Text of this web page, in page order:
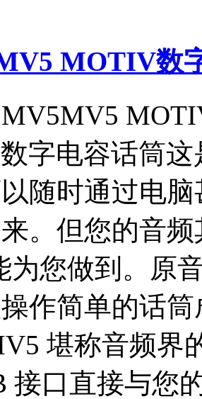
MOTIV数
字电容话筒
随时通过电
。但您的音
为您做到。原
作简单的话
堪称音频界
接口直接与您